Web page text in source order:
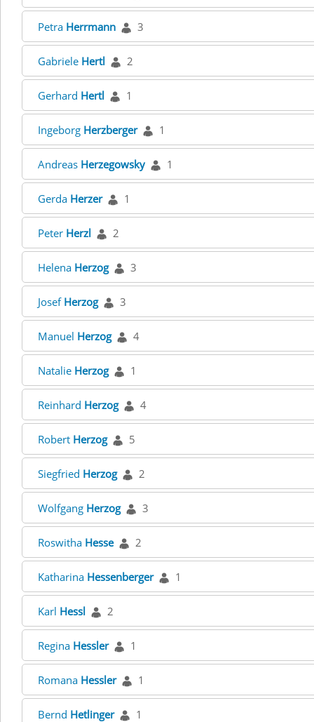
Petra Herrmann 3
Gabriele Hertl 2
Gerhard Hertl 1
Ingeborg Herzberger 1
Andreas Herzegowsky 1
Gerda Herzer 1
Peter Herzl 2
Helena Herzog 3
Josef Herzog 3
Manuel Herzog 4
Natalie Herzog 1
Reinhard Herzog 4
Robert Herzog 5
Siegfried Herzog 2
Wolfgang Herzog 3
Roswitha Hesse 2
Katharina Hessenberger 1
Karl Hessl 2
Regina Hessler 1
Romana Hessler 1
Bernd Hetlinger 1